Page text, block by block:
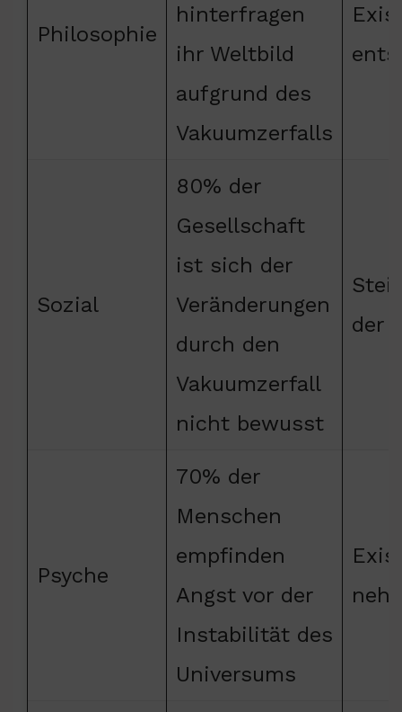
Philosophie
hinterfragen
ihr Weltbild
aufgrund des
Vakuumzerfalls
Sozial
80% der
Gesellschaft
ist sich der
Veränderungen
durch den
Vakuumzerfall
nicht bewusst
der
Psyche
70% der
Menschen
empfinden
Angst vor der
Instabilität des
Universums